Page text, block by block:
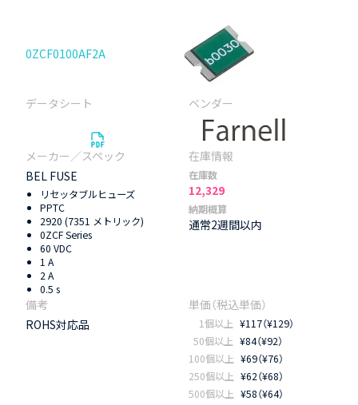
0ZCF0100AF2A
BEL FUSE
リセッタブルヒューズ
PPTC
2920 (7351 メトリック)
0ZCF Series
60 VDC
1 A
2 A
0.5 s
在庫数
12,329
納期概算
通常2週間以内
ROHS対応品 1個以上 ¥117（¥129）
50個以上 ¥84（¥92）
100個以上 ¥69（¥76）
250個以上 ¥62（¥68）
500個以上 ¥58（¥64）